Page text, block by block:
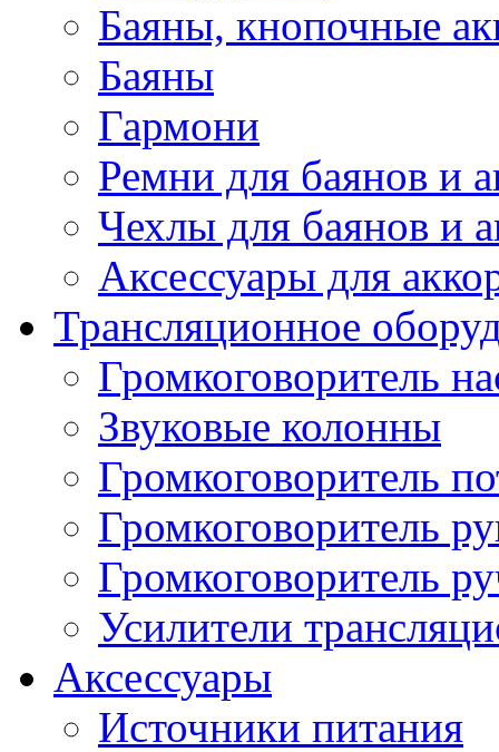
Баяны, кнопочные
Баяны
Гармони
Ремни для баянов и
Чехлы для баянов и
Аксессуары для
Трансляционное
Громкоговоритель
Звуковые колонны
Громкоговоритель
Громкоговоритель
Громкоговоритель
Усилители
Аксессуары
Источники питания